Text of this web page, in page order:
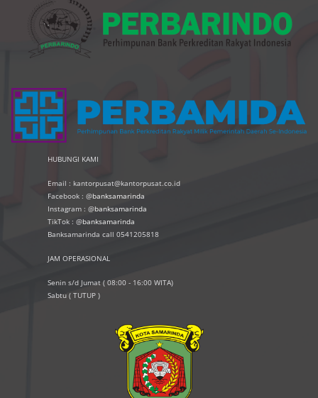
HUBUNGI KAMI
Email : kantorpusat@kantorpusat.co.id
Facebook : @banksamarinda
Instagram : @banksamarinda
TikTok : @banksamarinda
Banksamarinda call 0541205818
JAM OPERASIONAL
Senin s/d Jumat ( 08:00 - 16:00 WITA)
Sabtu ( TUTUP )